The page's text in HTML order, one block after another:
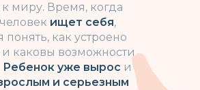
миру. Время, когда
ищет себя,
понять, как устроено
и каковы возможности
Ребенок уже вырос и
и серьезным